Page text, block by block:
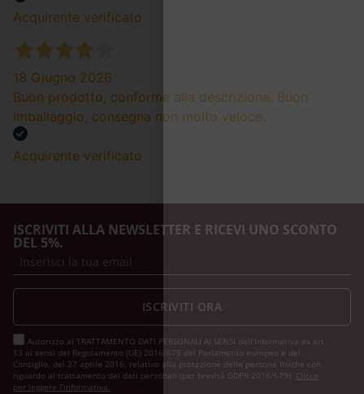
Acquirente verificato
18 Giugno 2026
Buon prodotto, conforme alla descrizione. Buon
imballaggio, consegna non molto veloce.
Acquirente verificato
ISCRIVITI ALLA NEWSLETTER E RICEVI UNO SCONTO
DEL 5%.
Autorizzo al TRATTAMENTO DATI PERSONALI AI SENSI dell'Informativa ex art.
13 ai sensi del Regolamento (UE) 2016/679 del Parlamento europeo e del
Consiglio, del 27 aprile 2016, relativo alla protezione delle persone fisiche con
riguardo al trattamento dei dati personali (per brevità GDPR 2016/679). Clicca
per leggere l’informativa.
ISCRIVITI ORA